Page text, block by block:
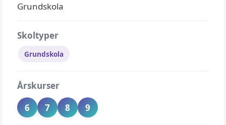
Grundskola
Skoltyper
Grundskola
Årskurser
6
7 8 9